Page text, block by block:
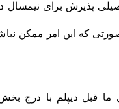
تحصیلی پذیرش برای نیمسال دوم
۳۰ باشد. در صورتی که این امر ممکن نباشد،
ما قبل و ۲ سال ما قبل دیپلم با درج بخش و